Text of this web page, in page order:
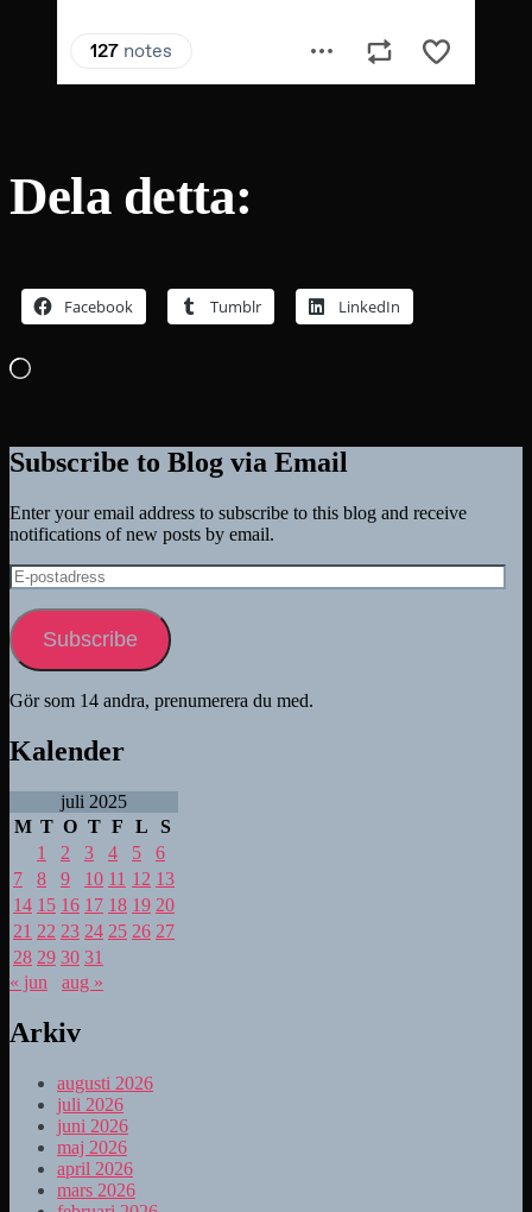
Dela detta:
Facebook Tumblr LinkedIn
Laddar
Subscribe to Blog via Email
Enter your email address to subscribe to this blog and receive
notifications of new posts by email.
E-
postadress
Subscribe
Gör som 14 andra, prenumerera du med.
Kalender
juli 2025
M T O T F L
S
1
2 3 4 5
6
7
8 9 10 11 12 13
14 15 16 17 18 19 20
21 22 23 24 25 26 27
28 29 30 31
« jun
aug »
Arkiv
augusti 2026
juli 2026
juni 2026
maj 2026
april 2026
mars 2026